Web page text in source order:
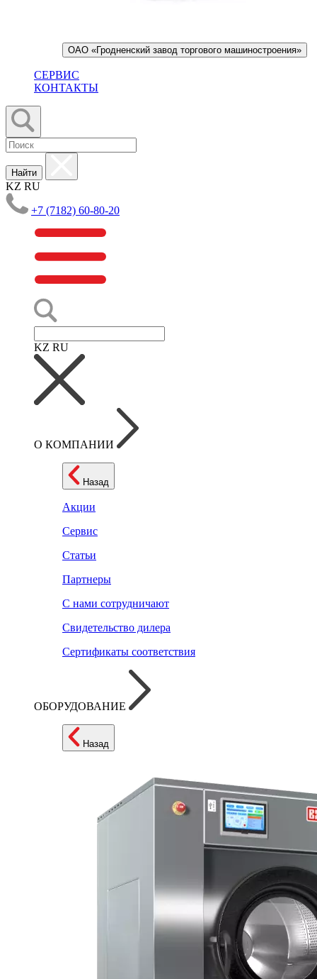
ОАО «Гродненский завод торгового машиностроения»
СЕРВИС
КОНТАКТЫ
Найти
KZ RU
+7 (7182) 60-80-20
KZ RU
О КОМПАНИИ
Назад
Акции
Сервис
Статьи
Партнеры
С нами сотрудничают
Свидетельство дилера
Сертификаты соответствия
ОБОРУДОВАНИЕ
Назад